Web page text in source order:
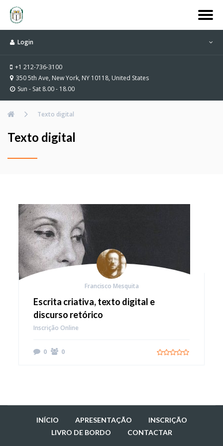
Login
+1 212-736-3100
350 5th Ave, New York, NY 10118, United States
Sun - Sat 8.00 - 18.00
Texto digital
Texto digital
Francisco Mesquita
Escrita criativa, texto digital e
discurso retórico
Inscrição Online
0 0
INÍCIO APRESENTAÇÃO
INSCRIÇÃO
LIVRO DE BORDO
CONTACTAR